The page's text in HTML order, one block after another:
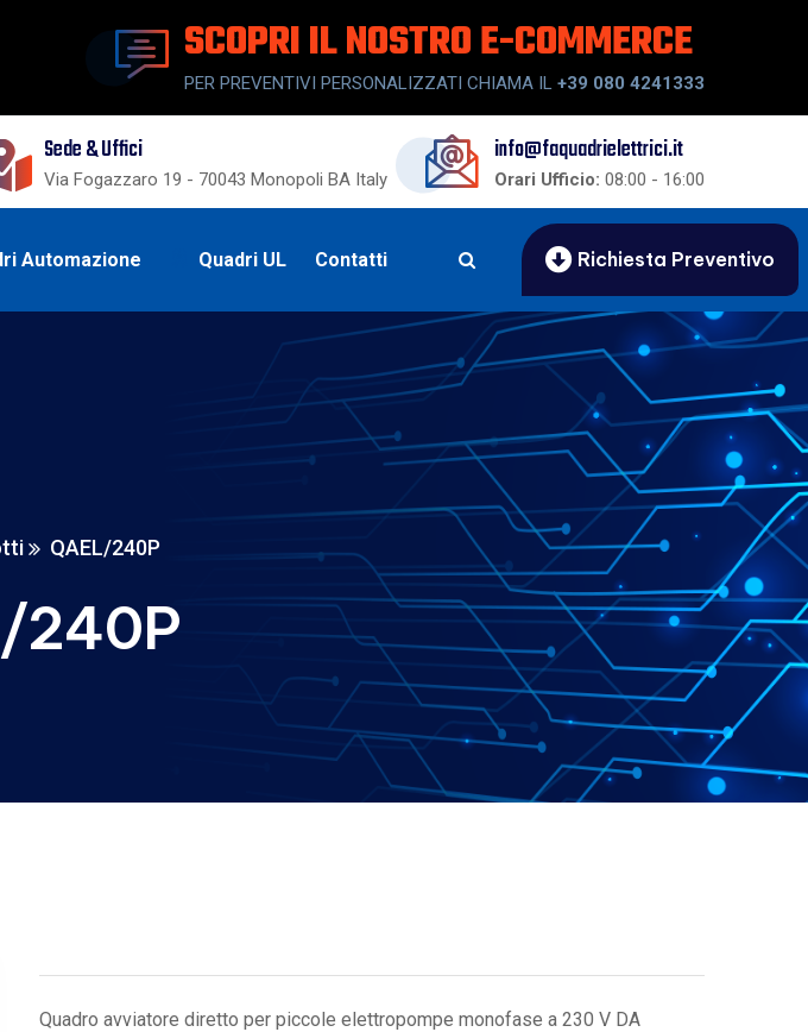
SCOPRI IL NOSTRO E-COMMERCE
PER PREVENTIVI PERSONALIZZATI CHIAMA IL +39 080 4241333
Sede & Uffici
Via Fogazzaro 19 - 70043 Monopoli BA Italy
info@faquadrielettrici.it
Orari Ufficio: 08:00 - 16:00
Automazione Quadri UL Contatti Richiesta Preventivo
QAEL/240P
240P
Quadro avviatore diretto per piccole elettropompe monofase a 230 V DA